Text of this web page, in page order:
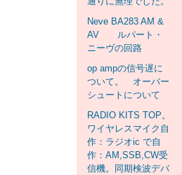
Neve BA283 AM &
AV ルパート・
ニーヴの回路
op ampの信号遅に
ついて。 オーバー
シュートについて
RADIO KITS TOP。
ワイヤレスマイク自
作：ラジオic で自
作：AM,SSB,CW受
信機。同期検波デバ